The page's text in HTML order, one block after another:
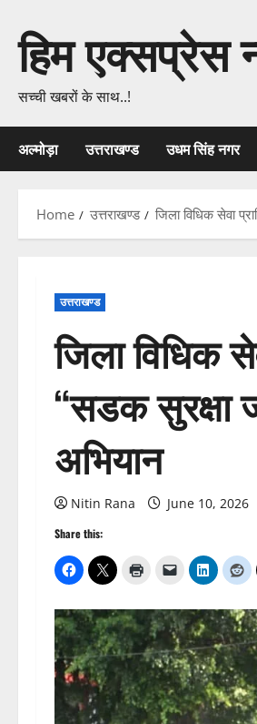
हिम एक्सप्रेस
सच्ची खबरों के साथ..!
अल्मोड़ा उत्तराखण्ड उधम सिंह नगर
Home उत्तराखण्ड जिला विधिक सेवा
उत्तराखण्ड
जिला विधिक
“सडक सुरक्षा
अभियान
Nitin Rana June 10, 2026
Share this: